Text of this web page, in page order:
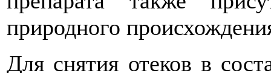
природного
Для снятия отеков в